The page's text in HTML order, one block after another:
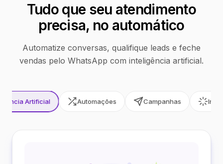
Tudo que seu atendimento
precisa, no automático
Automatize conversas, qualifique leads e feche
vendas pelo WhatsApp com inteligência artificial.
Artificial Automações Campanhas